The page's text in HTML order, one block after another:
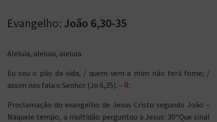
Evangelho: João 6,30-35
Aleluia, aleluia, aleluia.
Eu sou o pão da vida, / quem vem a mim não terá fome; /
assim nos fala o Senhor (Jo 6,35). – R.
Proclamação do evangelho de Jesus Cristo segundo João –
Naquele tempo, a multidão perguntou a Jesus: 30“Que sinal